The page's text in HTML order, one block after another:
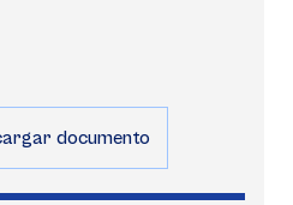
documento